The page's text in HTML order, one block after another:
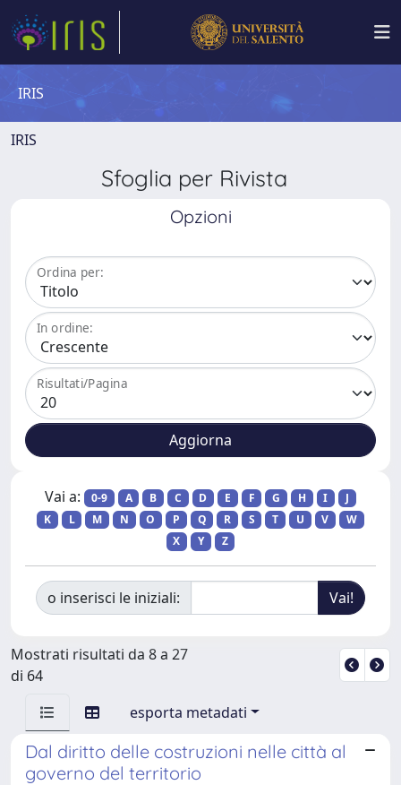
IRIS
IRIS
Sfoglia per Rivista
Opzioni
Ordina per:
In ordine:
Risultati/Pagina
Vai a: 0-9 A B C D E F G H I
J
K
L M N O P Q R S T U V
W
X
Y Z
o inserisci le iniziali:
Mostrati risultati da 8 a 27
di 64
esporta metadati
Dal diritto delle costruzioni nelle città al
governo del territorio